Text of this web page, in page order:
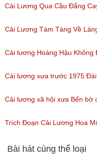
phần 2
(Lượt nghe: 317)
Cải Lương Qua Cầu Đắng
Hay
(Lượt nghe: 399)
Cải Lương Tám Tàng Về
Cải lương Hoàng Hậu
(Lượt nghe: 453)
Cải lương xưa trước 1975
(Lượt nghe: 156)
Cải lương xã hội xưa Bến bờ
Tuấn
(Lượt nghe: 92)
Trích Đoạn Cải Lương Hoa
nghe: 375)
Bài hát cùng thể loại